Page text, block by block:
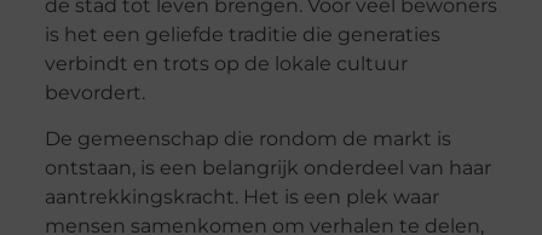
de stad tot leven brengen. Voor veel bewoners
is het een geliefde traditie die generaties
verbindt en trots op de lokale cultuur
bevordert.
De gemeenschap die rondom de markt is
ontstaan, is een belangrijk onderdeel van haar
aantrekkingskracht. Het is een plek waar
mensen samenkomen om verhalen te delen,